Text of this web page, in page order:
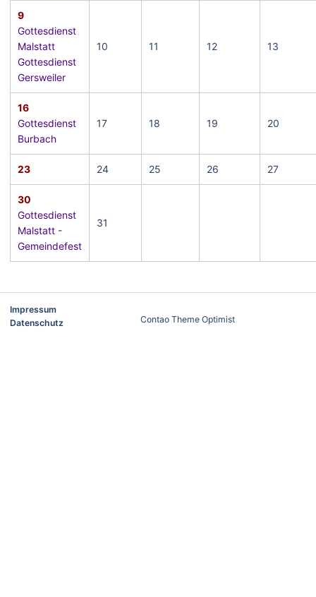
9
Gottesdienst
Malstatt
Gottesdienst
Gersweiler
10 11 12 13
16
Gottesdienst
Burbach
17 18 19 20
23 24 25 26 27
30
Gottesdienst
Malstatt -
Gemeindefest
31
Impressum
Datenschutz
Contao Theme Optimist